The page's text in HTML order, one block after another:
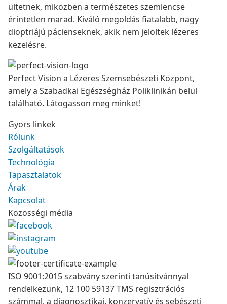
ültetnek, miközben a természetes szemlencse
érintetlen marad. Kiváló megoldás fiatalabb, nagy
dioptriájú pácienseknek, akik nem jelöltek lézeres
kezelésre.
Perfect Vision a Lézeres Szemsebészeti Központ,
amely a Szabadkai Egészségház Poliklinikán belül
található. Látogasson meg minket!
Gyors linkek
Rólunk
Szolgáltatások
Technológia
Tapasztalatok
Árak
Kapcsolat
Közösségi média
ISO 9001:2015 szabvány szerinti tanúsítvánnyal
rendelkezünk, 12 100 59137 TMS regisztrációs
számmal, a diagnosztikai, konzervatív és sebészeti